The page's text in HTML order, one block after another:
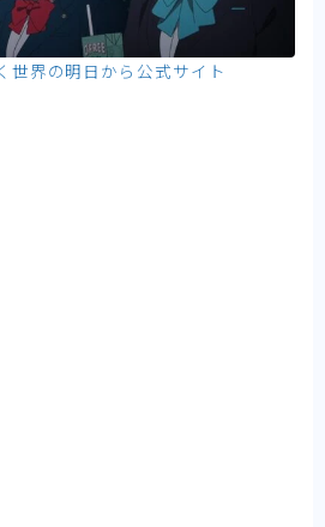
世界の明日から公式サイト